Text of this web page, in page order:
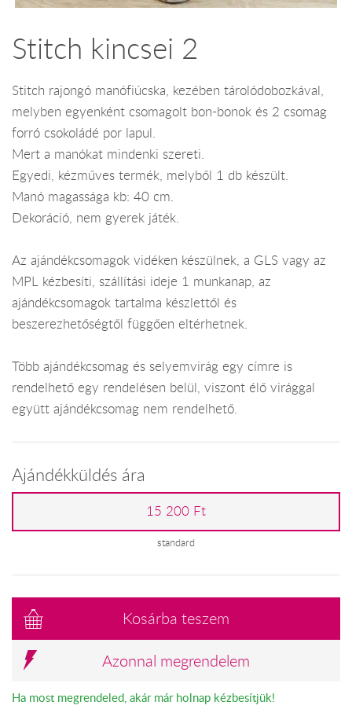
Stitch kincsei 2
Stitch rajongó manófiúcska, kezében tárolódobozkával,
melyben egyenként csomagolt bon-bonok és 2 csomag
forró csokoládé por lapul.
Mert a manókat mindenki szereti.
Egyedi, kézműves termék, melyből 1 db készült.
Manó magassága kb: 40 cm.
Dekoráció, nem gyerek játék.
Az ajándékcsomagok vidéken készülnek, a GLS vagy az
MPL kézbesíti, szállítási ideje 1 munkanap, az
ajándékcsomagok tartalma készlettől és
beszerezhetőségtől függően eltérhetnek.
Több ajándékcsomag és selyemvirág egy címre is
rendelhető egy rendelésen belül, viszont élő virággal
együtt ajándékcsomag nem rendelhető.
Ajándékküldés ára
15 200 Ft
standard
Kosárba teszem
Azonnal megrendelem
Ha most megrendeled, akár már holnap kézbesítjük!